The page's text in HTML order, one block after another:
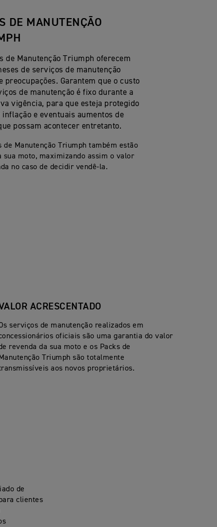
DE MANUTENÇÃO
de Manutenção Triumph oferecem
de serviços de manutenção
preocupações. Garantem que o custo
de manutenção é fixo durante a
vigência, para que esteja protegido
inflação e eventuais aumentos de
possam acontecer entretanto.
de Manutenção Triumph também estão
sua moto, maximizando assim o valor
no caso de decidir vendê-la.
ACRESCENTADO
serviços de manutenção realizados em
oficiais são uma garantia do valor
revenda da sua moto e os Packs de
Manutenção Triumph são totalmente
aos novos proprietários.
de
clientes